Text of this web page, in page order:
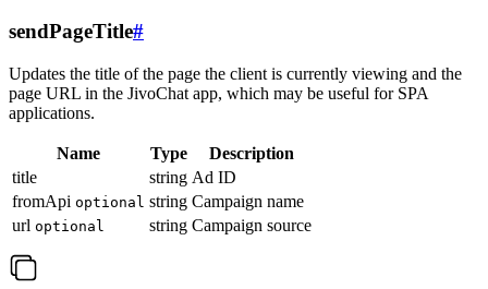
sendPageTitle#
Updates the title of the page the client is currently viewing and the
page URL in the JivoChat app, which may be useful for SPA
applications.
Name Type
Description
title
string Ad ID
fromApi optional string Campaign name
url optional string Campaign source